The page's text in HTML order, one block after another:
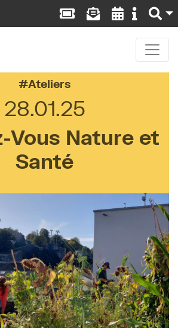
Ateliers
28.01.25
Vous Nature et
Santé